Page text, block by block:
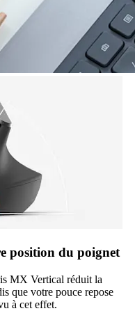
position du poignet
MX Vertical réduit la
que votre pouce repose
à cet effet.